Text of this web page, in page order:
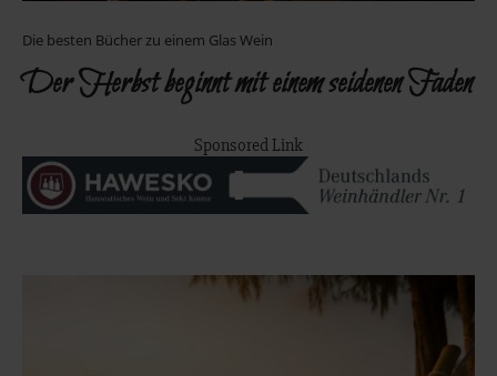
Die besten Bücher zu einem Glas Wein
Der Herbst beginnt mit einem seidenen Faden
Sponsored Link